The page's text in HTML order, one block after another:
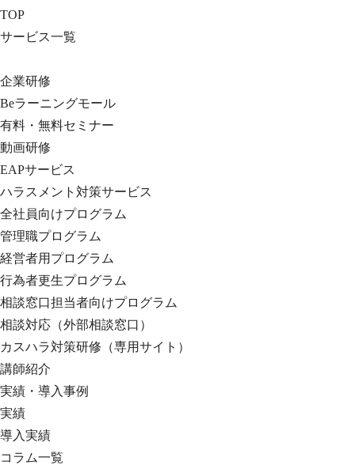
TOP
サービス一覧
企業研修
Beラーニングモール
有料・無料セミナー
動画研修
EAPサービス
ハラスメント対策サービス
全社員向けプログラム
管理職プログラム
経営者用プログラム
行為者更生プログラム
相談窓口担当者向けプログラム
相談対応（外部相談窓口）
カスハラ対策研修（専用サイト）
講師紹介
実績・導入事例
実績
導入実績
コラム一覧